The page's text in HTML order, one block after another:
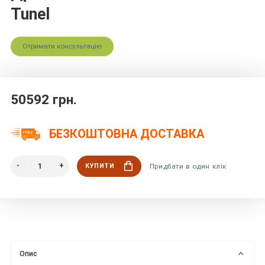
Tunel
Отримати консультацію
50592 грн.
БЕЗКОШТОВНА ДОСТАВКА
КУПИТИ Придбати в один клік
Опис